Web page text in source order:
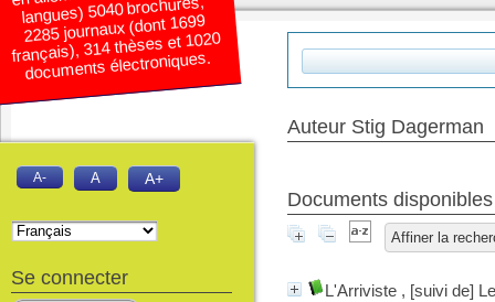
Auteur Stig Dagerman
Documents
Affiner la
L'Arriviste , [suivi de]
langues) 5040 brochures,
2285 journaux (dont 1699
français), 314 thèses et 1020
documents électroniques.
A- A A+
Se connecter